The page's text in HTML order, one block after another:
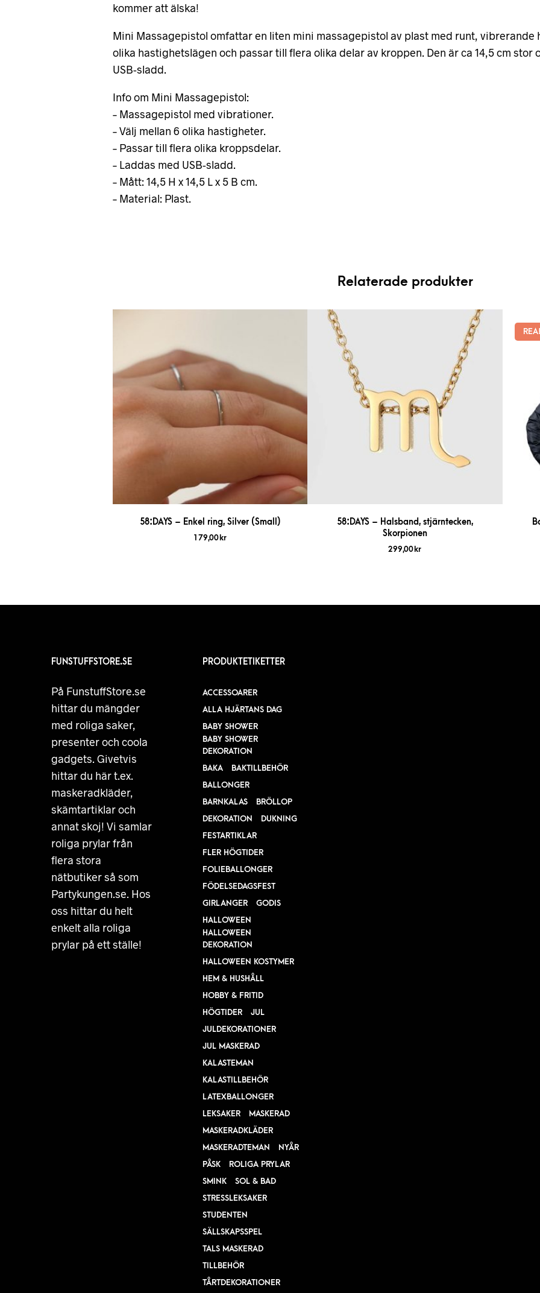
kommer att älska!
Mini Massagepistol omfattar en liten mini massagepistol av plast med runt, vibrerande
olika hastighetslägen och passar till flera olika delar av kroppen. Den är ca 14,5 cm stor
USB-sladd.
Info om Mini Massagepistol:
– Massagepistol med vibrationer.
– Välj mellan 6 olika hastigheter.
– Passar till flera olika kroppsdelar.
– Laddas med USB-sladd.
– Mått: 14,5 H x 14,5 L x 5 B cm.
– Material: Plast.
Relaterade produkter
58:DAYS – Enkel ring, Silver (Small)
179,00 kr
58:DAYS – Halsband, stjärntecken,
Skorpionen
299,00 kr
FUNSTUFFSTORE.SE
På FunstuffStore.se
hittar du mängder
med roliga saker,
presenter och coola
gadgets. Givetvis
hittar du här t.ex.
maskeradkläder,
skämtartiklar och
annat skoj! Vi samlar
roliga prylar från
flera stora
nätbutiker så som
Partykungen.se. Hos
oss hittar du helt
enkelt alla roliga
prylar på ett ställe!
PRODUKTETIKETTER
ACCESSOARER
ALLA HJÄRTANS DAG
BABY SHOWER
BABY SHOWER
DEKORATION
BAKA
BAKTILLBEHÖR
BALLONGER
BARNKALAS
BRÖLLOP
DEKORATION
DUKNING
FESTARTIKLAR
FLER HÖGTIDER
FOLIEBALLONGER
FÖDELSEDAGSFEST
GIRLANGER
GODIS
HALLOWEEN
HALLOWEEN
DEKORATION
HALLOWEEN KOSTYMER
HEM & HUSHÅLL
HOBBY & FRITID
HÖGTIDER
JUL
JULDEKORATIONER
JUL MASKERAD
KALASTEMAN
KALASTILLBEHÖR
LATEXBALLONGER
LEKSAKER
MASKERAD
MASKERADKLÄDER
MASKERADTEMAN
NYÅR
PÅSK
ROLIGA PRYLAR
SMINK
SOL & BAD
STRESSLEKSAKER
STUDENTEN
SÄLLSKAPSSPEL
TALS MASKERAD
TILLBEHÖR
TÅRTDEKORATIONER